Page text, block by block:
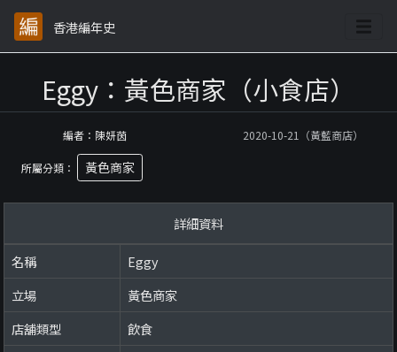
香港編年史
Eggy：黃色商家（小食店）
編者：陳妍茵 2020-10-21（黃藍商店）
所屬分類： 黃色商家
詳細資料
名稱
Eggy
立場
黃色商家
店舖類型
飲食